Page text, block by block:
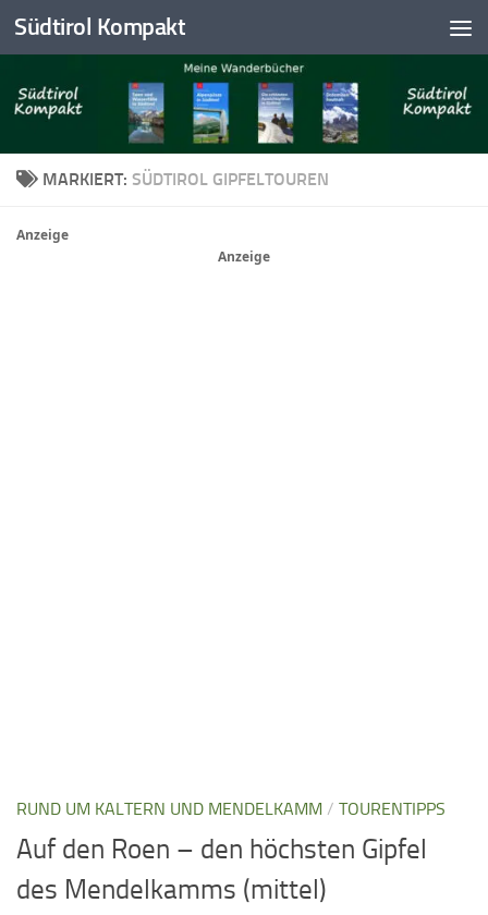
Skip to content
Südtirol Kompakt
MARKIERT: SÜDTIROL GIPFELTOUREN
Anzeige
Anzeige
RUND UM KALTERN UND MENDELKAMM / TOURENTIPPS
Auf den Roen – den höchsten Gipfel
des Mendelkamms (mittel)